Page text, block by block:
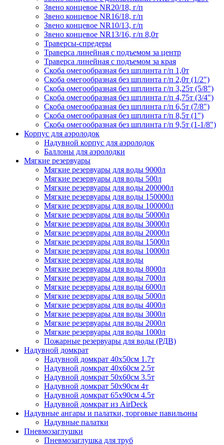
Звено концевое NR20/18, г/п
Звено концевое NR16/18, г/п
Звено концевое NR10/13, г/п
Звено концевое NR13/16, г/п 8,0т
Траверсы-спредеры
Траверса линейная с подъемом за центр
Траверса линейная с подъемом за края
Скоба омегообразная без шплинта г/п 1,0т
Скоба омегообразная без шплинта г/п 2,0т (1/2")
Скоба омегообразная без шплинта г/п 3,25т (5/8")
Скоба омегообразная без шплинта г/п 4,75т (3/4")
Скоба омегообразная без шплинта г/п 6,5т (7/8")
Скоба омегообразная без шплинта г/п 8,5т (1")
Скоба омегообразная без шплинта г/п 9,5т (1-1/8")
Корпус для аэролодок
Надувной корпус для аэролодок
Баллоны для аэролодки
Мягкие резервуары
Мягкие резервуары для воды 9000л
Мягкие резервуары для воды 500л
Мягкие резервуары для воды 200000л
Мягкие резервуары для воды 150000л
Мягкие резервуары для воды 100000л
Мягкие резервуары для воды 50000л
Мягкие резервуары для воды 30000л
Мягкие резервуары для воды 20000л
Мягкие резервуары для воды 15000л
Мягкие резервуары для воды 10000л
Мягкие резервуары для воды
Мягкие резервуары для воды 8000л
Мягкие резервуары для воды 7000л
Мягкие резервуары для воды 6000л
Мягкие резервуары для воды 5000л
Мягкие резервуары для воды 4000л
Мягкие резервуары для воды 3000л
Мягкие резервуары для воды 2000л
Мягкие резервуары для воды 1000л
Пожарные резервуары для воды (РДВ)
Надувной домкрат
Надувной домкрат 40х50см 1.7т
Надувной домкрат 40х60см 2.5т
Надувной домкрат 50х60см 3.5т
Надувной домкрат 50х90см 4т
Надувной домкрат 65х90см 4.5т
Надувной домкрат из AirDeck
Надувные ангары и палатки, торговые павильоны
Надувные палатки
Пневмозаглушки
Пневмозаглушка для труб